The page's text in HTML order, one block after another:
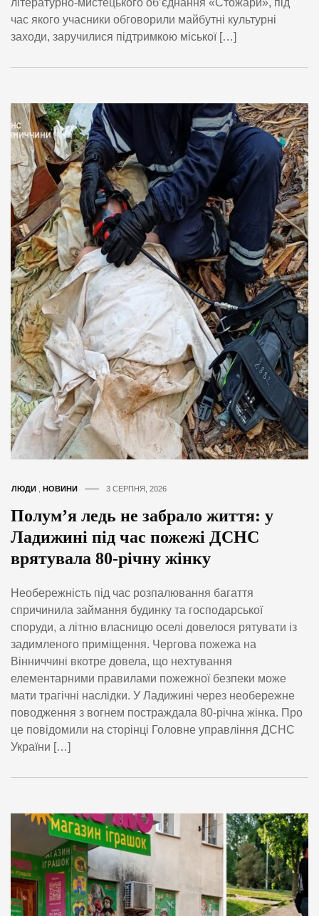
літературно-мистецького об’єднання «Стожари», під
час якого учасники обговорили майбутні культурні
заходи, заручилися підтримкою міської […]
ЛЮДИ НОВИНИ 3 СЕРПНЯ, 2026
Полум’я ледь не забрало життя: у
Ладижині під час пожежі ДСНС
врятувала 80-річну жінку
Необережність під час розпалювання багаття
спричинила займання будинку та господарської
споруди, а літню власницю оселі довелося рятувати із
задимленого приміщення. Чергова пожежа на
Вінниччині вкотре довела, що нехтування
елементарними правилами пожежної безпеки може
мати трагічні наслідки. У Ладижині через необережне
поводження з вогнем постраждала 80-річна жінка. Про
це повідомили на сторінці Головне управління ДСНС
України […]